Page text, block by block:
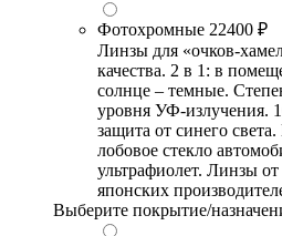
Фотохромные 22400 ₽
Линзы для «очков-
качества. 2 в 1: в
солнце – темные.
уровня УФ-излучения.
защита от синего
лобовое стекло
ультрафиолет. Линзы
японских
Выберите покрытие/